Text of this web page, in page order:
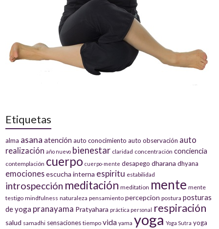
Etiquetas
alma asana atención auto conocimiento auto observación auto
realización año nuevo bienestar claridad concentración conciencia
contemplación cuerpo cuerpo-mente desapego dharana dhyana
emocionesescucha interna espiritu estabilidad
introspección meditación meditation mente mente
testigo mindfulness naturaleza pensamiento percepcion postura posturas
de yoga pranayama Pratyahara práctica personal respiración
salud samadhi sensaciones tiempo vida yama yoga Yoga Sutra yoga